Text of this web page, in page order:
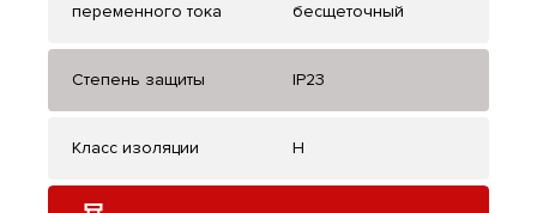
переменного тока
бесщеточный
Степень защиты IP23
Класс изоляции H